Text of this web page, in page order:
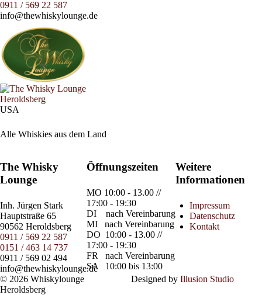
0911 / 569 22 587
info@thewhiskylounge.de
USA
Alle Whiskies aus dem Land
The Whisky
Lounge
Inh. Jürgen Stark
Hauptstraße 65
90562 Heroldsberg
0911 / 569 22 587
0151 / 463 14 737
0911 / 569 02 494
info@thewhiskylounge.de
Öffnungszeiten
MO 10:00 - 13.00 //
17:00 - 19:30
DI
nach Vereinbarung
MI
nach Vereinbarung
DO 10:00 - 13.00 //
17:00 - 19:30
FR
nach Vereinbarung
SA
10:00 bis 13:00
Weitere
Informationen
Impressum
Datenschutz
Kontakt
© 2026 Whiskylounge
Heroldsberg
Designed by Illusion Studio